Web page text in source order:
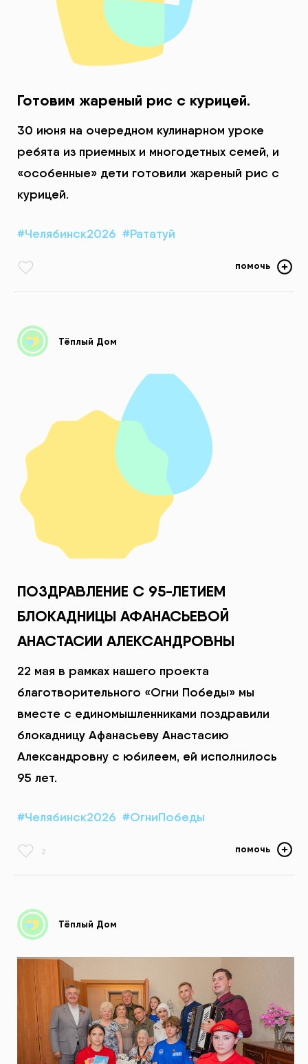
Готовим жареный рис с курицей.
30 июня на очередном кулинарном уроке
ребята из приемных и многодетных семей, и
«особенные» дети готовили жареный рис с
курицей.
#Челябинск2026 #Рататуй
помочь
Тёплый Дом
ПОЗДРАВЛЕНИЕ С 95-ЛЕТИЕМ
БЛОКАДНИЦЫ АФАНАСЬЕВОЙ
АНАСТАСИИ АЛЕКСАНДРОВНЫ
22 мая в рамках нашего проекта
благотворительного «Огни Победы» мы
вместе с единомышленниками поздравили
блокадницу Афанасьеву Анастасию
Александровну с юбилеем, ей исполнилось
95 лет.
#Челябинск2026 #ОгниПобеды
2 помочь
Тёплый Дом